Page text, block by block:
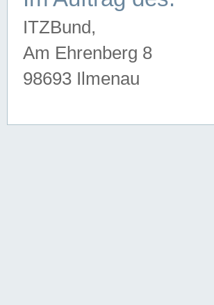
ITZBund,
Am Ehrenberg 8
98693 Ilmenau